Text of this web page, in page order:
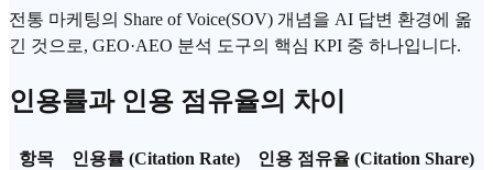
전통 마케팅의 Share of Voice(SOV) 개념을 AI 답변 환경에 옮
긴 것으로, GEO·AEO 분석 도구의 핵심 KPI 중 하나입니다.
인용률과 인용 점유율의 차이
항목 인용률 (Citation Rate) 인용 점유율 (Citation Share)